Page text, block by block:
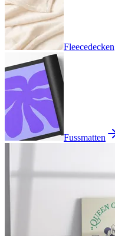
Fleecedecken
Fussmatten